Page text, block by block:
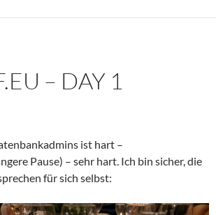
– DAY 1
ist hart –
Pause) – sehr hart. Ich bin sicher, die
für sich selbst: